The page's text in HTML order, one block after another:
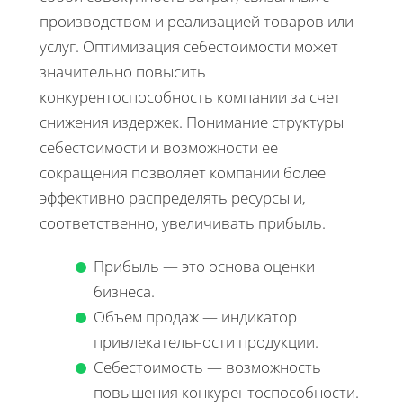
производством и реализацией товаров или
услуг. Оптимизация себестоимости может
значительно повысить
конкурентоспособность компании за счет
снижения издержек. Понимание структуры
себестоимости и возможности ее
сокращения позволяет компании более
эффективно распределять ресурсы и,
соответственно, увеличивать прибыль.
Прибыль — это основа оценки
бизнеса.
Объем продаж — индикатор
привлекательности продукции.
Себестоимость — возможность
повышения конкурентоспособности.